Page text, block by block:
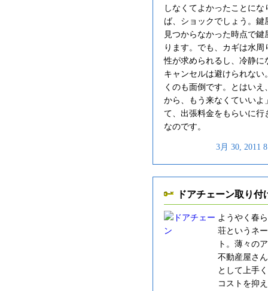
しなくてよかったことに
ば、ショックでしょう。
見つからなかった時点で
ります。でも、カギは水
性が求められるし、冷静
キャンセルは避けられな
くのも面倒です。とはい
から、もう来なくていい
て、出張料金をもらいに
なのです。
3月 30, 2011
ドアチェーン取り付
ようやく春
荘というネ
ト。薄々の
不動産屋さ
として上手
コストを抑